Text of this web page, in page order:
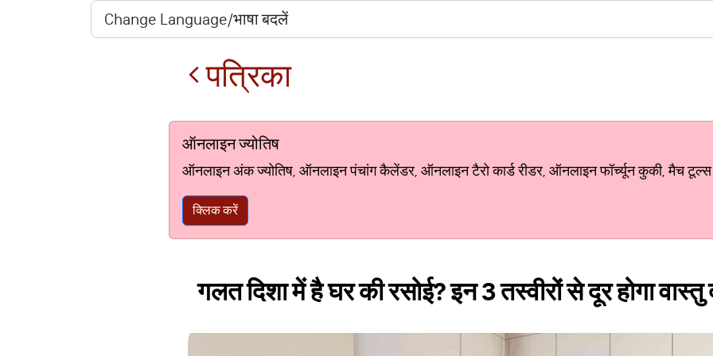
पत्रिका
ऑनलाइन ज्योतिष
ऑनलाइन अंक ज्योतिष, ऑनलाइन पंचांग कैलेंडर, ऑनलाइन टैरो कार्ड रीडर, ऑनलाइन फॉर्च्यून कुकी, मैच टूल्स
क्लिक करें
गलत दिशा में है घर की रसोई? इन 3 तस्वीरों से दूर होगा वास्तु